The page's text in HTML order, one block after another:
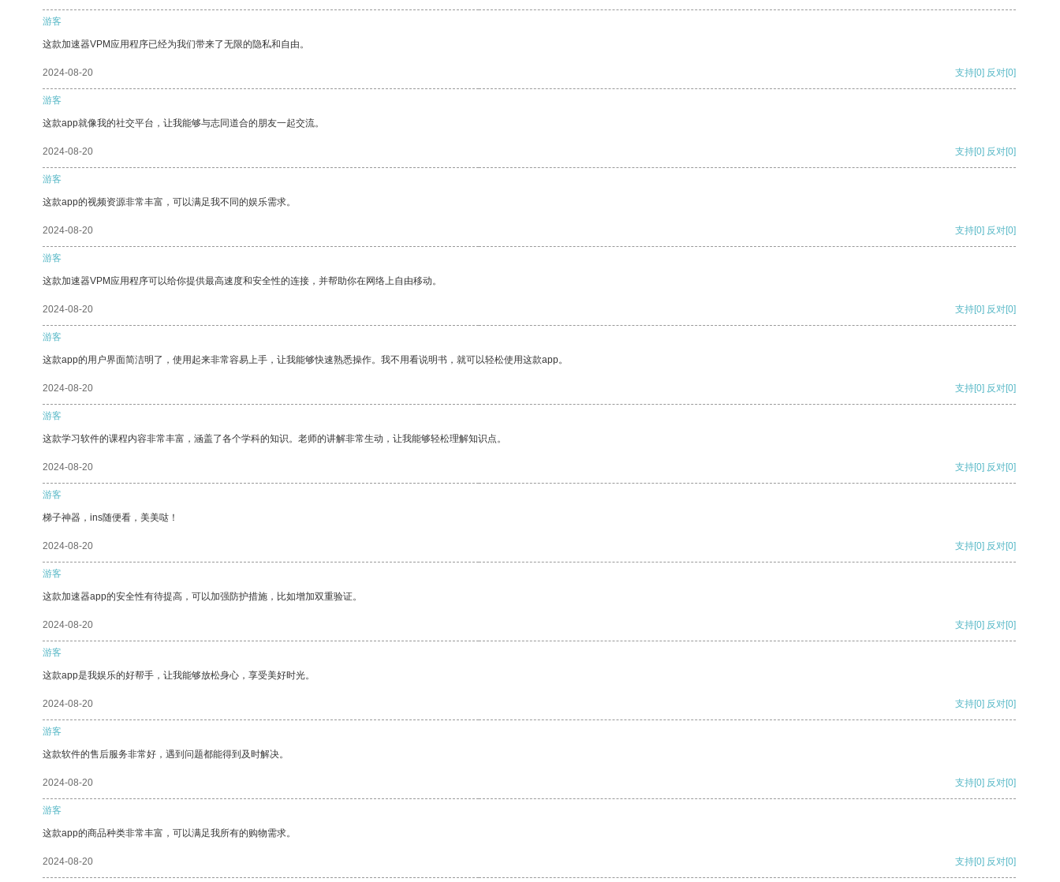
游客
这款加速器VPM应用程序已经为我们带来了无限的隐私和自由。
2024-08-20 支持[0] 反对[0]
游客
这款app就像我的社交平台，让我能够与志同道合的朋友一起交流。
2024-08-20 支持[0] 反对[0]
游客
这款app的视频资源非常丰富，可以满足我不同的娱乐需求。
2024-08-20 支持[0] 反对[0]
游客
这款加速器VPM应用程序可以给你提供最高速度和安全性的连接，并帮助你在网络上自由移动。
2024-08-20 支持[0] 反对[0]
游客
这款app的用户界面简洁明了，使用起来非常容易上手，让我能够快速熟悉操作。我不用看说明书，就可以轻松使用这款app。
2024-08-20 支持[0] 反对[0]
游客
这款学习软件的课程内容非常丰富，涵盖了各个学科的知识。老师的讲解非常生动，让我能够轻松理解知识点。
2024-08-20 支持[0] 反对[0]
游客
梯子神器，ins随便看，美美哒！
2024-08-20 支持[0] 反对[0]
游客
这款加速器app的安全性有待提高，可以加强防护措施，比如增加双重验证。
2024-08-20 支持[0] 反对[0]
游客
这款app是我娱乐的好帮手，让我能够放松身心，享受美好时光。
2024-08-20 支持[0] 反对[0]
游客
这款软件的售后服务非常好，遇到问题都能得到及时解决。
2024-08-20 支持[0] 反对[0]
游客
这款app的商品种类非常丰富，可以满足我所有的购物需求。
2024-08-20 支持[0] 反对[0]